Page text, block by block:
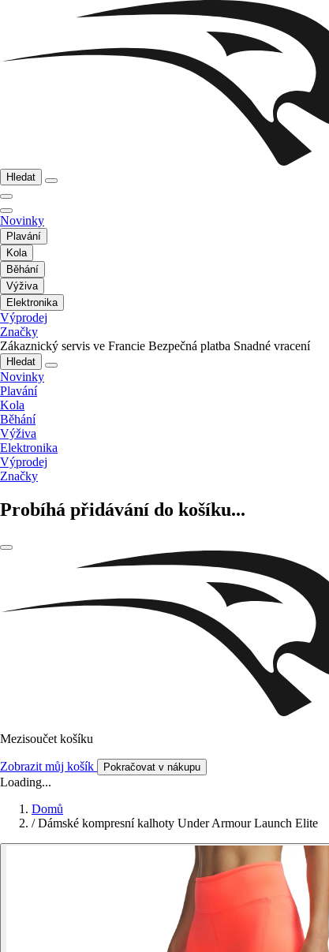
Hledat
Novinky
Plavání
Kola
Běhání
Výživa
Elektronika
Výprodej
Značky
Zákaznický servis ve Francie Bezpečná platba Snadné vracení
Hledat
Novinky
Plavání
Kola
Běhání
Výživa
Elektronika
Výprodej
Značky
Probíhá přidávání do košíku...
Mezisoučet košíku
Zobrazit můj košík Pokračovat v nákupu
Loading...
Domů
/ Dámské kompresní kalhoty Under Armour Launch Elite